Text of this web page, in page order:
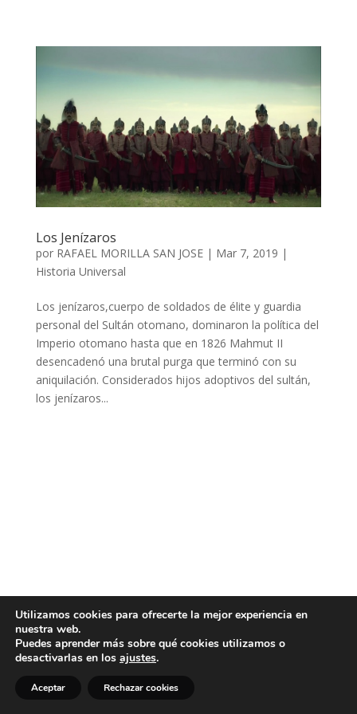
Los Jenízaros
por RAFAEL MORILLA SAN JOSE| Mar 7, 2019 |
Historia Universal
Los jenízaros,cuerpo de soldados de élite y guardia
personal del Sultán otomano, dominaron la política del
Imperio otomano hasta que en 1826 Mahmut II
desencadenó una brutal purga que terminó con su
aniquilación. Considerados hijos adoptivos del sultán,
los jenízaros...
Utilizamos cookies para ofrecerte la mejor experiencia en
nuestra web.
Puedes aprender más sobre qué cookies utilizamos o
desactivarlas en los ajustes.
Aceptar Rechazar cookies